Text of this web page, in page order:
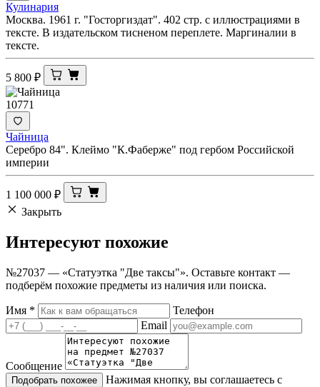
Кулинария
Москва. 1961 г. "Госторгиздат". 402 стр. с иллюстрациями в
тексте. В издательском тисненом переплете. Маргиналии в
тексте.
5 800 ₽
10771
Чайница
Серебро 84". Клеймо "К.Фаберже" под гербом Российской
империи
1 100 000 ₽
Закрыть
Интересуют похожие
№27037 — «Статуэтка "Две таксы"». Оставьте контакт —
подберём похожие предметы из наличия или поиска.
Имя *
Телефон
Email
Сообщение
Подобрать похожее
Нажимая кнопку, вы соглашаетесь с